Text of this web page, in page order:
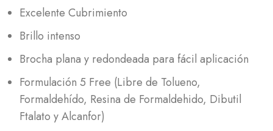
Excelente Cubrimiento
Brillo intenso
Brocha plana y redondeada para fácil aplicación
Formulación 5 Free (Libre de Tolueno,
Formaldehído, Resina de Formaldehido, Dibutil
Ftalato y Alcanfor)